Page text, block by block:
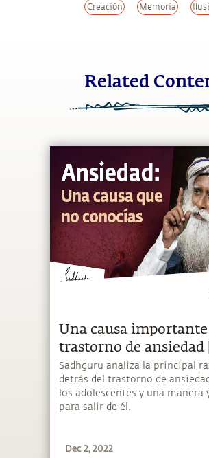
Creación Memoria
Related
Una causa
trastorno de ansiedad |
Sadhguru Español
Sadhguru analiza la principal
detrás del trastorno de
los adolescentes y una manera
para salir de él.
Dec 2, 2022